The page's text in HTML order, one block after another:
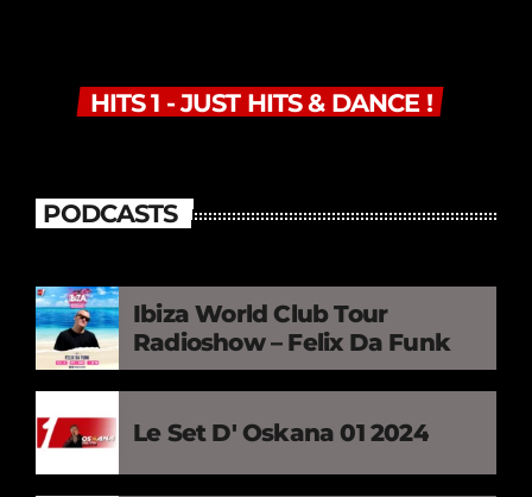
HITS 1 - JUST HITS & DANCE !
PODCASTS
Ibiza World Club Tour
Radioshow – Felix Da Funk
Le Set D' Oskana 01 2024